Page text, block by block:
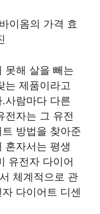
못해 살을 빼는
는 제품이라고
사람마다 다른
전자는 그 유전
방법을 찾아준
혼자서는 평생
유전자 다이어
체계적으로 관
다이어트 디센